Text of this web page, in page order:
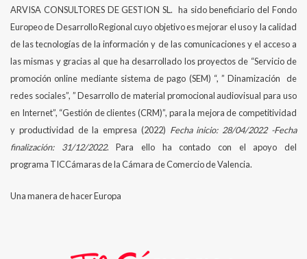
ARVISA CONSULTORES DE GESTION SL. ha sido beneficiario del Fondo
Europeo de Desarrollo Regional cuyo objetivo es mejorar el uso y la calidad
de las tecnologías de la información y de las comunicaciones y el acceso a
las mismas y gracias al que ha desarrollado los proyectos de “Servicio de
promoción online mediante sistema de pago (SEM) “, ” Dinamización de
redes sociales”, ” Desarrollo de material promocional audiovisual para uso
en Internet”, “Gestión de clientes (CRM)”, para la mejora de competitividad
y productividad de la empresa (2022) Fecha inicio: 28/04/2022 -Fecha
finalización: 31/12/2022. Para ello ha contado con el apoyo del
programa TICCámaras de la Cámara de Comercio de Valencia.
Una manera de hacer Europa